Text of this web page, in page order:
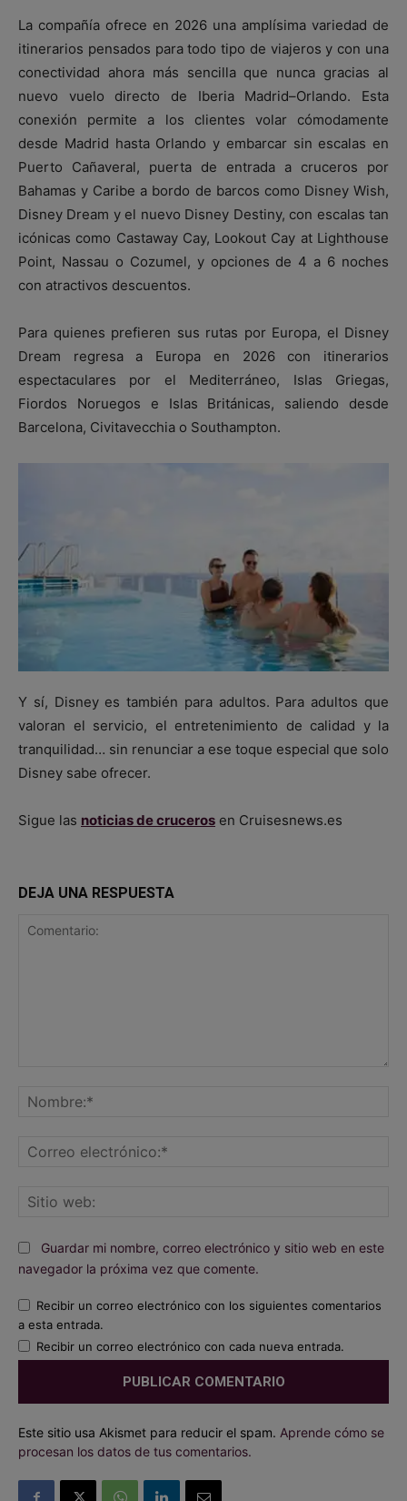
La compañía ofrece en 2026 una amplísima variedad de
itinerarios pensados para todo tipo de viajeros y con una
conectividad ahora más sencilla que nunca gracias al
nuevo vuelo directo de Iberia Madrid–Orlando. Esta
conexión permite a los clientes volar cómodamente
desde Madrid hasta Orlando y embarcar sin escalas en
Puerto Cañaveral, puerta de entrada a cruceros por
Bahamas y Caribe a bordo de barcos como Disney Wish,
Disney Dream y el nuevo Disney Destiny, con escalas tan
icónicas como Castaway Cay, Lookout Cay at Lighthouse
Point, Nassau o Cozumel, y opciones de 4 a 6 noches
con atractivos descuentos.
Para quienes prefieren sus rutas por Europa, el Disney
Dream regresa a Europa en 2026 con itinerarios
espectaculares por el Mediterráneo, Islas Griegas,
Fiordos Noruegos e Islas Británicas, saliendo desde
Barcelona, Civitavecchia o Southampton.
Y sí, Disney es también para adultos. Para adultos que
valoran el servicio, el entretenimiento de calidad y la
tranquilidad… sin renunciar a ese toque especial que solo
Disney sabe ofrecer.
Sigue las noticias de cruceros en Cruisesnews.es
DEJA UNA RESPUESTA
Guardar mi nombre, correo electrónico y sitio web en este
navegador la próxima vez que comente.
Recibir un correo electrónico con los siguientes comentarios
a esta entrada.
Recibir un correo electrónico con cada nueva entrada.
Este sitio usa Akismet para reducir el spam. Aprende cómo se
procesan los datos de tus comentarios.